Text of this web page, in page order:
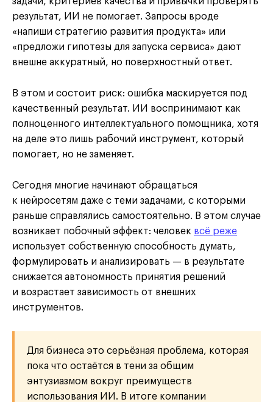
результат, ИИ не помогает. Запросы вроде
«напиши стратегию развития продукта» или
«предложи гипотезы для запуска сервиса» дают
внешне аккуратный, но поверхностный ответ.
В этом и состоит риск: ошибка маскируется под
качественный результат. ИИ воспринимают как
полноценного интеллектуального помощника, хотя
на деле это лишь рабочий инструмент, который
помогает, но не заменяет.
Сегодня многие начинают обращаться
к нейросетям даже с теми задачами, с которыми
раньше справлялись самостоятельно. В этом случае
возникает побочный эффект: человек всё реже
использует собственную способность думать,
формулировать и анализировать — в результате
снижается автономность принятия решений
и возрастает зависимость от внешних
инструментов.
Для бизнеса это серьёзная проблема, которая
пока что остаётся в тени за общим
энтузиазмом вокруг преимуществ
использования ИИ. В итоге компании